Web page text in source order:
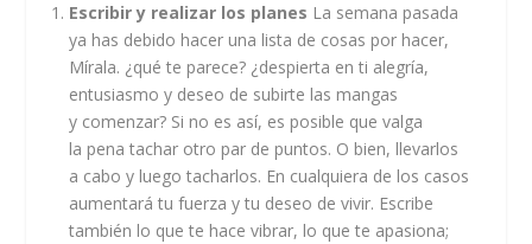
Escribir y realizar los planes La semana pasada
ya has debido hacer una lista de cosas por hacer,
Mírala. ¿qué te parece? ¿despierta en ti alegría,
entusiasmo y deseo de subirte las mangas
y comenzar? Si no es así, es posible que valga
la pena tachar otro par de puntos. O bien, llevarlos
a cabo y luego tacharlos. En cualquiera de los casos
aumentará tu fuerza y tu deseo de vivir. Escribe
también lo que te hace vibrar, lo que te apasiona;